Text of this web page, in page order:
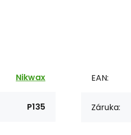
Nikwax
P135
EAN:
Záruka: